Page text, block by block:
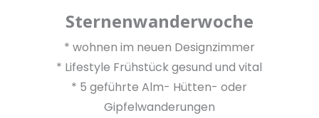
Sternenwanderwoche
* wohnen im neuen Designzimmer
* Lifestyle Frühstück gesund und vital
* 5 geführte Alm- Hütten- oder
Gipfelwanderungen